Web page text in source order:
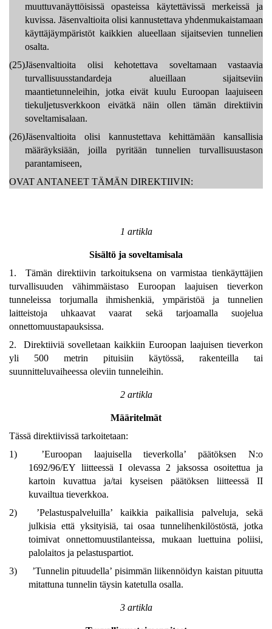
muuttuvanäyttöisissä opasteissa käytettävissä merkeissä ja
kuvissa. Jäsenvaltioita olisi kannustettava yhdenmukaistamaan
käyttäjäympäristöt kaikkien alueellaan sijaitsevien tunnelien
osalta.
(25)Jäsenvaltioita olisi kehotettava soveltamaan vastaavia
turvallisuusstandardeja alueillaan sijaitseviin
maantietunneleihin, jotka eivät kuulu Euroopan laajuiseen
tiekuljetusverkkoon eivätkä näin ollen tämän direktiivin
soveltamisalaan.
(26)Jäsenvaltioita olisi kannustettava kehittämään kansallisia
määräyksiään, joilla pyritään tunnelien turvallisuustason
parantamiseen,
OVAT ANTANEET TÄMÄN DIREKTIIVIN:
1 artikla
Sisältö ja soveltamisala
1. Tämän direktiivin tarkoituksena on varmistaa tienkäyttäjien
turvallisuuden vähimmäistaso Euroopan laajuisen tieverkon
tunneleissa torjumalla ihmishenkiä, ympäristöä ja tunnelien
laitteistoja uhkaavat vaarat sekä tarjoamalla suojelua
onnettomuustapauksissa.
2. Direktiiviä sovelletaan kaikkiin Euroopan laajuisen tieverkon
yli 500 metrin pituisiin käytössä, rakenteilla tai
suunnitteluvaiheessa oleviin tunneleihin.
2 artikla
Määritelmät
Tässä direktiivissä tarkoitetaan:
1)
’Euroopan laajuisella tieverkolla’ päätöksen N:o
1692/96/EY liitteessä I olevassa 2 jaksossa osoitettua ja
kartoin kuvattua ja/tai kyseisen päätöksen liitteessä II
kuvailtua tieverkkoa.
2)
’Pelastuspalveluilla’ kaikkia paikallisia palveluja, sekä
julkisia että yksityisiä, tai osaa tunnelihenkilöstöstä, jotka
toimivat onnettomuustilanteissa, mukaan luettuina poliisi,
palolaitos ja pelastuspartiot.
3)
’Tunnelin pituudella’ pisimmän liikennöidyn kaistan pituutta
mitattuna tunnelin täysin katetulla osalla.
3 artikla